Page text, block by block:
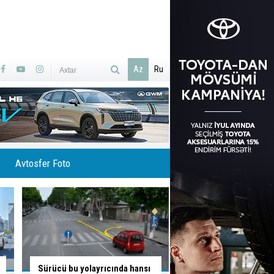
Az Ru
Avtosfer Foto
Sürücünün düşüncə tərzi
Bu yoldan sola